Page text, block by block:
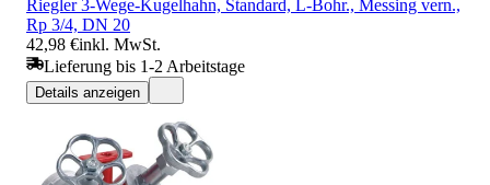
Riegler 3-Wege-Kugelhahn, Standard, L-Bohr., Messing vern.,
Rp 3/4, DN 20
42,98 €inkl. MwSt.
Lieferung bis 1-2 Arbeitstage
Details anzeigen